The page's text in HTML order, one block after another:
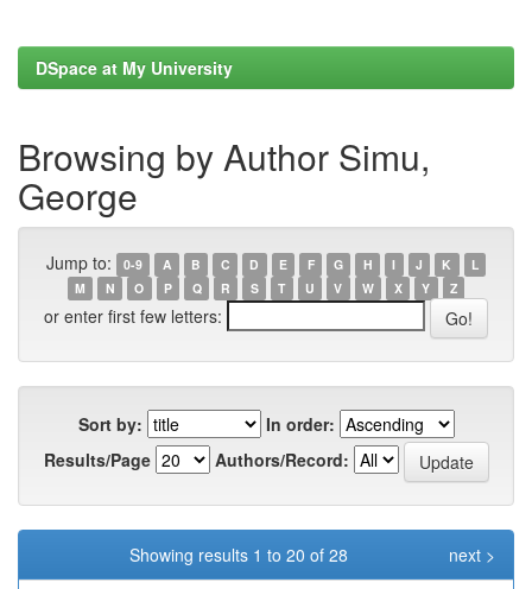
DSpace at My University
Browsing by Author Simu,
George
Jump to: 0-9 A B C D E F G H I J K
L
M
N O P Q R S T U V W X Y Z
or enter first few letters:
Sort by:
In order:
Results/Page
Authors/Record:
Showing results 1 to 20 of 28
next >